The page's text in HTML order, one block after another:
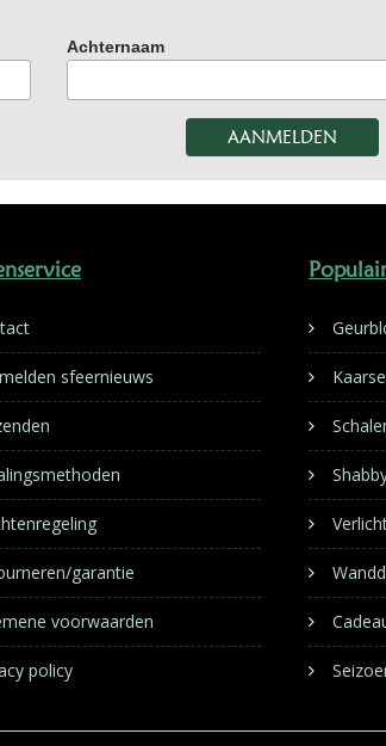
Achternaam
sfeernieuws
garantie
voorwaarden
policy